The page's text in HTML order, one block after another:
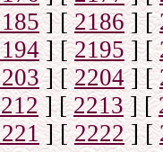
] [2186] [
] [2195] [
] [2204] [
] [2213] [
] [2222] [